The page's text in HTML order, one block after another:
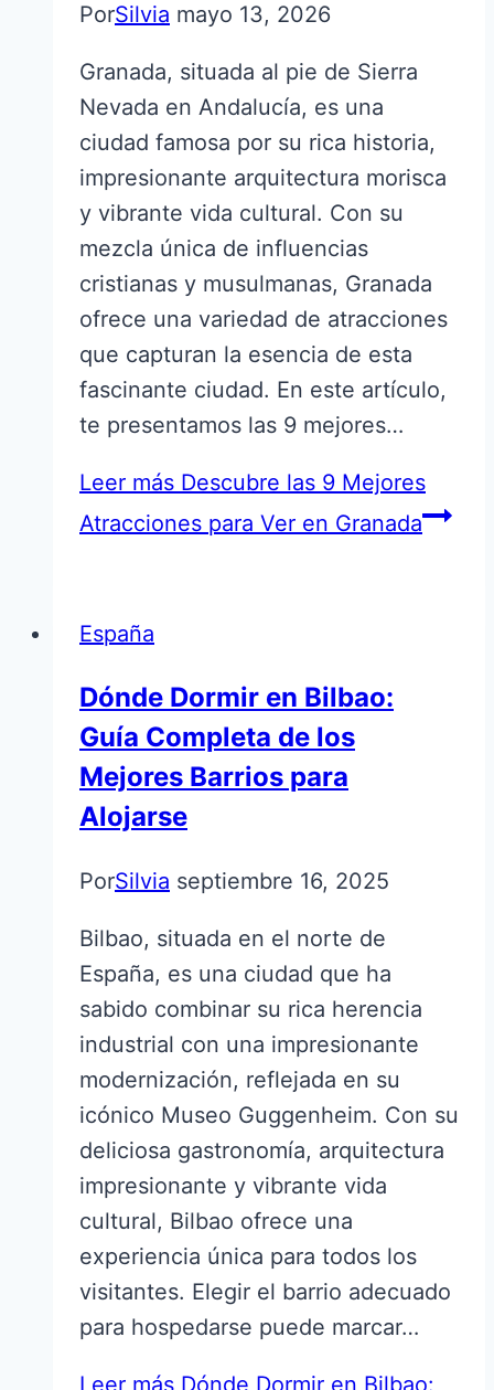
PorSilvia mayo 13, 2026
Granada, situada al pie de Sierra
Nevada en Andalucía, es una
ciudad famosa por su rica historia,
impresionante arquitectura morisca
y vibrante vida cultural. Con su
mezcla única de influencias
cristianas y musulmanas, Granada
ofrece una variedad de atracciones
que capturan la esencia de esta
fascinante ciudad. En este artículo,
te presentamos las 9 mejores…
Leer más Descubre las 9 Mejores
Atracciones para Ver en Granada
España
Dónde Dormir en Bilbao:
Guía Completa de los
Mejores Barrios para
Alojarse
PorSilvia septiembre 16, 2025
Bilbao, situada en el norte de
España, es una ciudad que ha
sabido combinar su rica herencia
industrial con una impresionante
modernización, reflejada en su
icónico Museo Guggenheim. Con su
deliciosa gastronomía, arquitectura
impresionante y vibrante vida
cultural, Bilbao ofrece una
experiencia única para todos los
visitantes. Elegir el barrio adecuado
para hospedarse puede marcar…